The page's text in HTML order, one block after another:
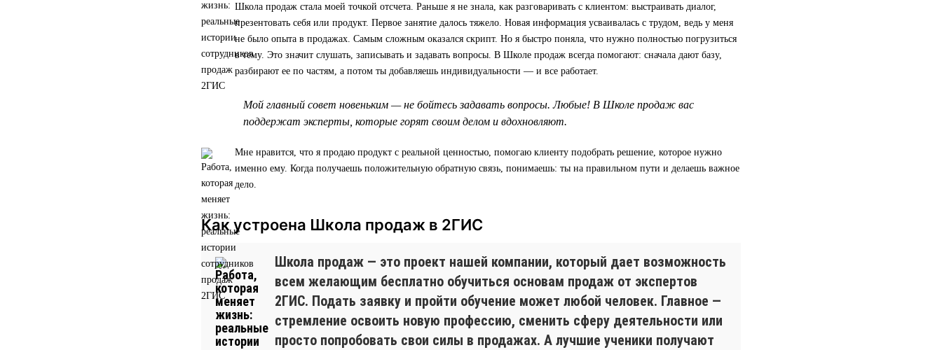
Школа продаж стала моей точкой отсчета. Раньше я не знала, как разговаривать с клиентом: выстраивать диалог,
презентовать себя или продукт. Первое занятие далось тяжело. Новая информация усваивалась с трудом, ведь у меня
не было опыта в продажах. Самым сложным оказался скрипт. Но я быстро поняла, что нужно полностью погрузиться
в тему. Это значит слушать, записывать и задавать вопросы. В Школе продаж всегда помогают: сначала дают базу,
разбирают ее по частям, а потом ты добавляешь индивидуальности — и все работает.
Мой главный совет новеньким — не бойтесь задавать вопросы. Любые! В Школе продаж вас
поддержат эксперты, которые горят своим делом и вдохновляют.
Мне нравится, что я продаю продукт с реальной ценностью, помогаю клиенту подобрать решение, которое нужно
именно ему. Когда получаешь положительную обратную связь, понимаешь: ты на правильном пути и делаешь важное
дело.
Как устроена Школа продаж в 2ГИС
Школа продаж — это проект нашей компании, который дает возможность
всем желающим бесплатно обучиться основам продаж от экспертов
2ГИС. Подать заявку и пройти обучение может любой человек. Главное —
стремление освоить новую профессию, сменить сферу деятельности или
просто попробовать свои силы в продажах. А лучшие ученики получают